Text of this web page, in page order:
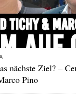
nächste Ziel? –
Pino